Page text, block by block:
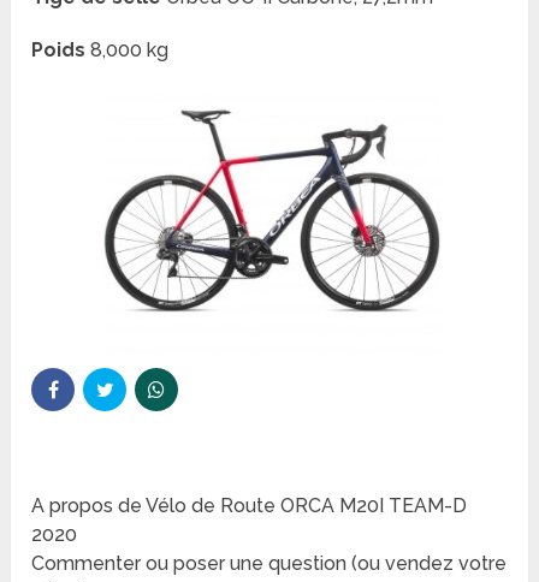
Poids 8,000 kg
A propos de Vélo de Route ORCA M20I TEAM-D
2020
Commenter ou poser une question (ou vendez votre